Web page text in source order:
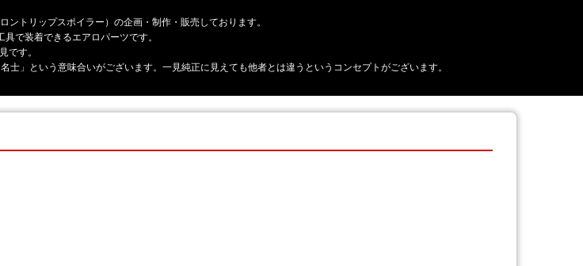
トリップスポイラー）の企画・制作・販売しております。
で装着できるエアロパーツです。
です。
」という意味合いがございます。一見純正に見えても他者とは違うというコンセプトがございます。